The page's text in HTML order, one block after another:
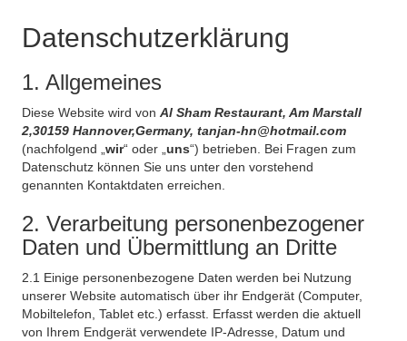
Datenschutzerklärung
1. Allgemeines
Diese Website wird von Al Sham Restaurant, Am Marstall
2,30159 Hannover,Germany, tanjan-hn@hotmail.com
(nachfolgend „ wir“ oder „ uns“) betrieben. Bei Fragen zum
Datenschutz können Sie uns unter den vorstehend
genannten Kontaktdaten erreichen.
2. Verarbeitung personenbezogener
Daten und Übermittlung an Dritte
2.1 Einige personenbezogene Daten werden bei Nutzung
unserer Website automatisch über ihr Endgerät (Computer,
Mobiltelefon, Tablet etc.) erfasst. Erfasst werden die aktuell
von Ihrem Endgerät verwendete IP-Adresse, Datum und